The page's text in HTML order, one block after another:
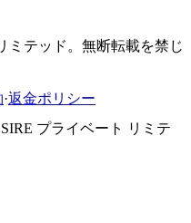
ミテッド。無断転載を禁じ
·返金ポリシー
プライベート リミテ